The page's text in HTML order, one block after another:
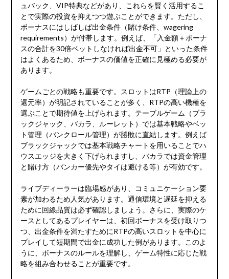
ュバック、VIP特典などがあり、これらを賢く活用するこ
とで実際の投資を抑えつつ遊ぶことができます。ただし、
ボーナスにはしばしば出金条件（賭け条件、wagering
requirements）が付帯します。例えば、「入金額＋ボーナ
スの合計を30倍ベットしなければ出金不可」といった条件
はよくあるため、ボーナスの価値を正確に見極める必要が
あります。
ゲームごとの戦略も重要です。スロットはRTP（理論上の
還元率）が明記されていることが多く、RTPの高い機種を
選ぶことで期待値を上げられます。テーブルゲーム（ブラ
ックジャック、バカラ、ルーレット）では基本戦略やベッ
ト管理（バンクロール管理）が勝敗に直結します。例えば
ブラックジャックでは基本戦略チャートを用いることでハ
ウスエッジを大きく下げられますし、バカラでは資金管理
と賭け方（バンカー優先やタイは避ける等）が有効です。
ライブディーラーは臨場感があり、コミュニケーション要
素が加わるため人気があります。通信環境と遅延を抑える
ために回線品質は必ず確認しましょう。さらに、実際のケ
ースとしてあるプレイヤーは、初回ボーナスを受け取りつ
つ、出金条件を満たすためにRTPの高いスロットを中心に
プレイして短期間で出金に成功した例があります。このよ
うに、ボーナスのルールを理解し、ゲーム特性に応じた戦
略を組み合わせることが重要です。